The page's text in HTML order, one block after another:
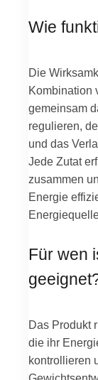
Wie
Die
Kombination
gemeinsam
regulieren,
und das
Jede Zutat
zusammen
Energie
Für wen
Das Produkt
die ihr
kontrollieren